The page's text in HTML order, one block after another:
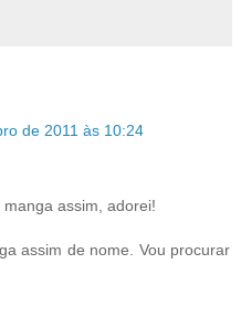
de 2011 às 10:24
assim, adorei!
assim de nome. Vou procurar